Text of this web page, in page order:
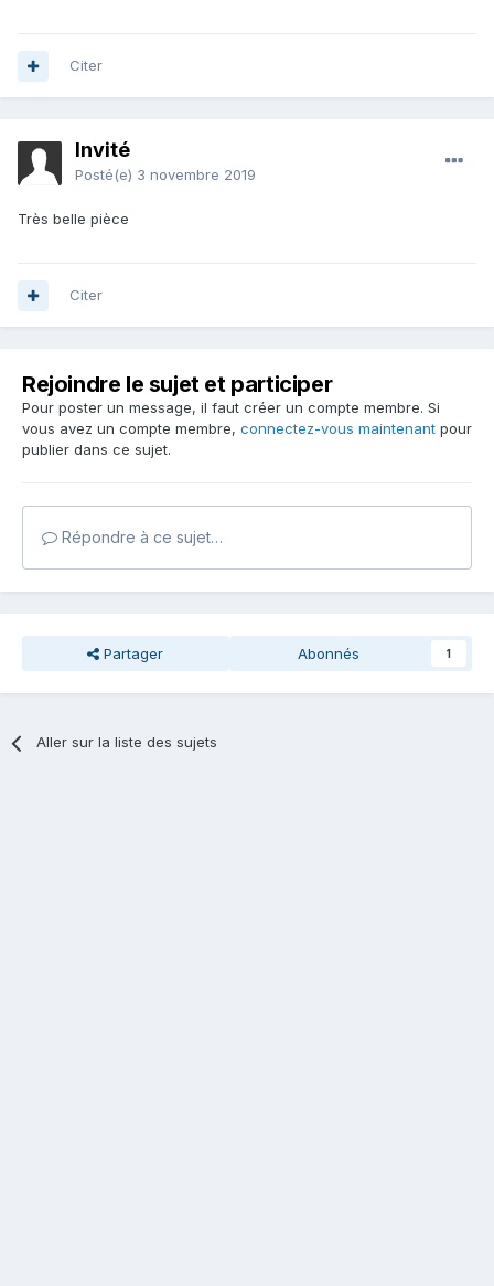
Citer
Invité
Posté(e) 3 novembre 2019
Très belle pièce
Citer
Rejoindre le sujet et participer
Pour poster un message, il faut créer un compte membre. Si
vous avez un compte membre, connectez-vous maintenant pour
publier dans ce sujet.
Répondre à ce sujet…
Partager Abonnés 1
Aller sur la liste des sujets